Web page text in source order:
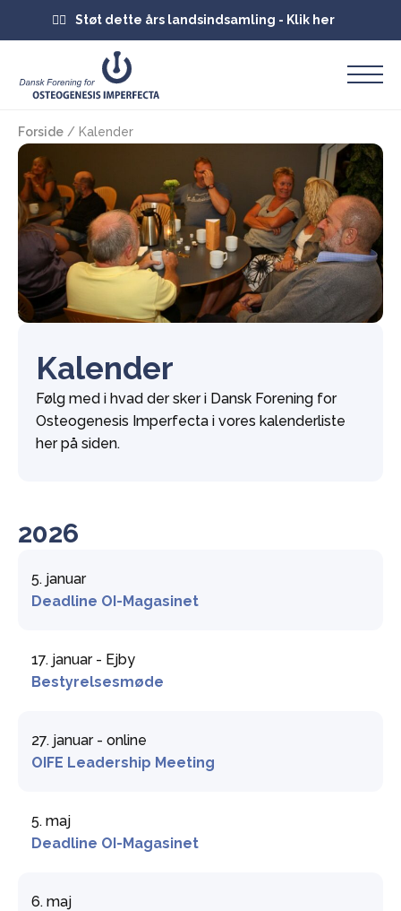
Støt dette års landsindsamling - Klik her
Forside / Kalender
Kalender
Følg med i hvad der sker i Dansk Forening for
Osteogenesis Imperfecta i vores kalenderliste
her på siden.
2026
5. januar
Deadline OI-Magasinet
17. januar - Ejby
Bestyrelsesmøde
27. januar - online
OIFE Leadership Meeting
5. maj
Deadline OI-Magasinet
6. maj